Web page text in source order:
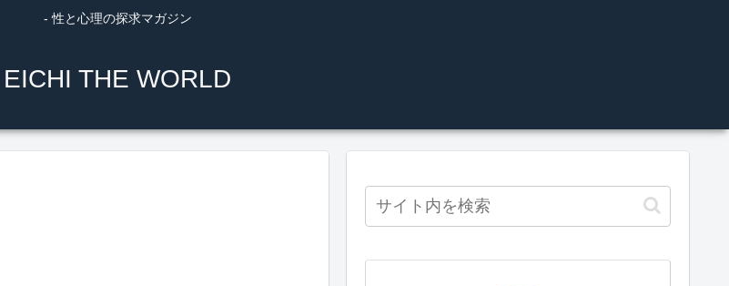
- 性と心理の探求マガジン
EICHI THE WORLD